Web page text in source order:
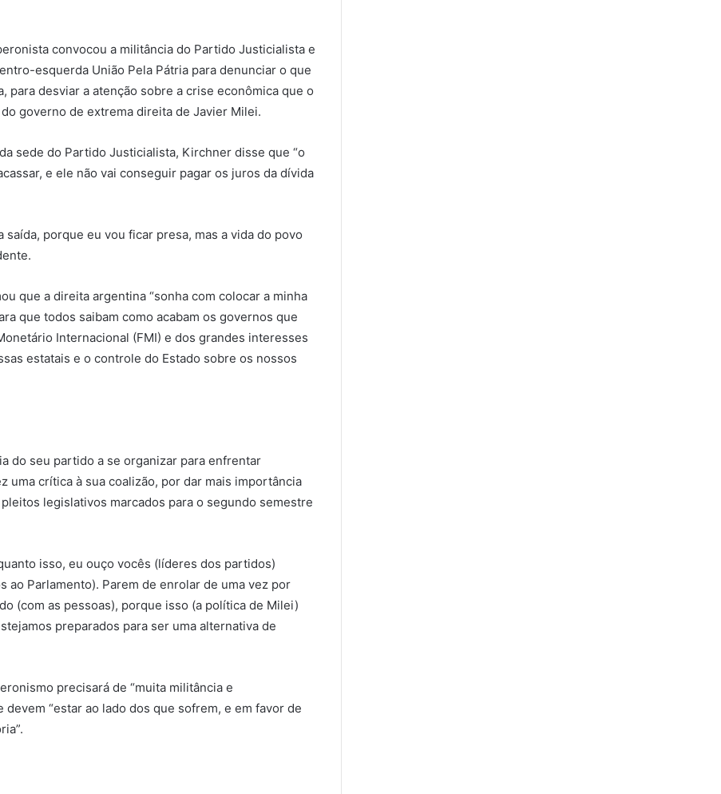
convocou a militância do Partido Justicialista e
esquerda União Pela Pátria para denunciar o que
para desviar a atenção sobre a crise econômica que o
governo de extrema direita de Javier Milei.
sede do Partido Justicialista, Kirchner disse que “o
e ele não vai conseguir pagar os juros da dívida
porque eu vou ficar presa, mas a vida do povo
que a direita argentina “sonha com colocar a minha
que todos saibam como acabam os governos que
Internacional (FMI) e dos grandes interesses
estatais e o controle do Estado sobre os nossos
do seu partido a se organizar para enfrentar
uma crítica à sua coalizão, por dar mais importância
legislativos marcados para o segundo semestre
isso, eu ouço vocês (líderes dos partidos)
ao Parlamento). Parem de enrolar de uma vez por
(com as pessoas), porque isso (a política de Milei)
preparados para ser uma alternativa de
precisará de “muita militância e
“estar ao lado dos que sofrem, e em favor de